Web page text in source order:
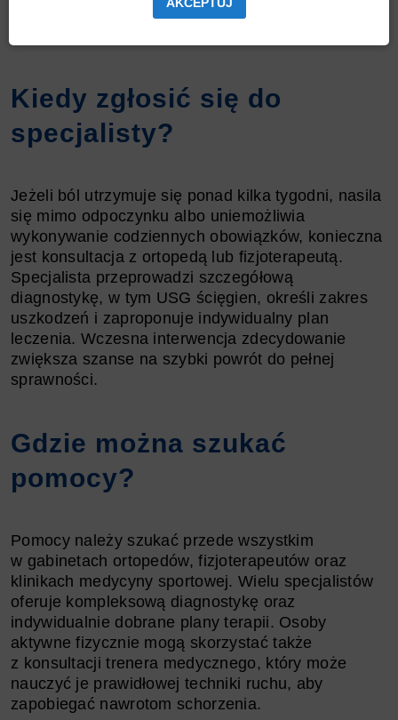
angażować mięśnie przedramienia, pozwala więc
Kiedy zgłosić się do
specjalisty?
Jeżeli ból utrzymuje się ponad kilka tygodni, nasila
się mimo odpoczynku albo uniemożliwia
wykonywanie codziennych obowiązków, konieczna
jest konsultacja z ortopedą lub fizjoterapeutą.
Specjalista przeprowadzi szczegółową
diagnostykę, w tym USG ścięgien, określi zakres
uszkodzeń i zaproponuje indywidualny plan
leczenia. Wczesna interwencja zdecydowanie
zwiększa szanse na szybki powrót do pełnej
sprawności.
Gdzie można szukać
pomocy?
Pomocy należy szukać przede wszystkim
w gabinetach ortopedów, fizjoterapeutów oraz
klinikach medycyny sportowej. Wielu specjalistów
oferuje kompleksową diagnostykę oraz
indywidualnie dobrane plany terapii. Osoby
aktywne fizycznie mogą skorzystać także
z konsultacji trenera medycznego, który może
nauczyć je prawidłowej techniki ruchu, aby
zapobiegać nawrotom schorzenia.